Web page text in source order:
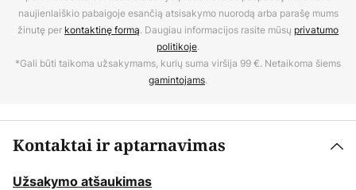
naujienlaiškio pabaigoje esančią atsisakymo nuorodą arba parašę mums
žinutę per kontaktinę formą. Daugiau informacijos rasite mūsų privatumo
politikoje.
*Gali būti taikoma užsakymams, kurių suma viršija 99 €. Netaikoma šiems
gamintojams.
Kontaktai ir aptarnavimas
Užsakymo atšaukimas